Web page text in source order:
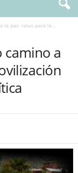
la paz: retos para la...
camino a